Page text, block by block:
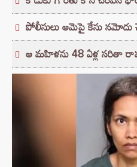
పోలీసులు ఆమెపై కేసు నమోదు
ఆ మహిళను 48 ఏళ్ల సరితా